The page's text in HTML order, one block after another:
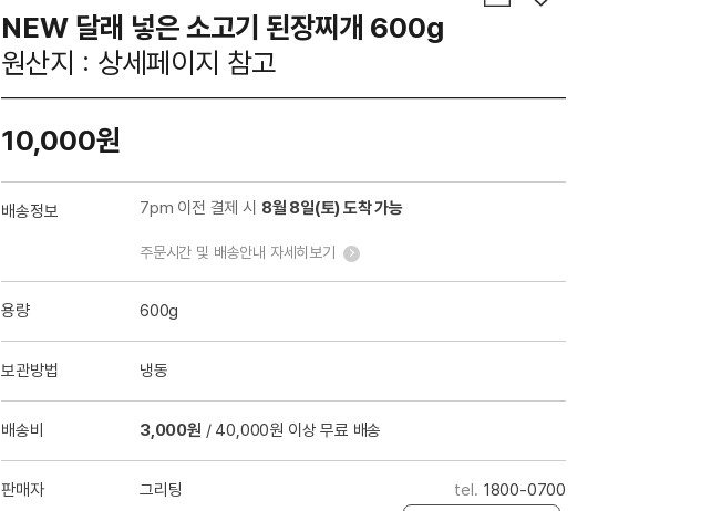
NEW 달래 넣은 소고기 된장찌개 600g
원산지 : 상세페이지 참고
10,000원
배송정보 7pm 이전 결제 시 8월 8일(토) 도착 가능
주문시간 및 배송안내 자세히보기
용량 600g
보관방법 냉동
배송비 3,000원 / 40,000원 이상 무료 배송
판매자 그리팅 1800-0700